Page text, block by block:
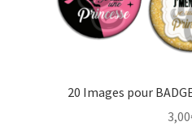
20 Images pour
3,00